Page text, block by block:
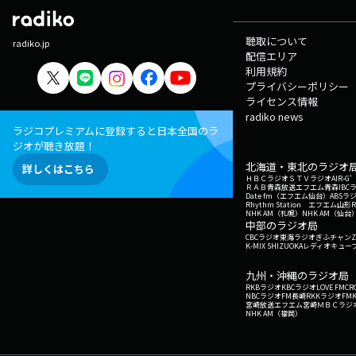
radiko.jp
ラジコプレミアムに登録すると日本全国のラ
ジオが聴き放題！
詳しくはこちら
聴取について
配信エリア
利用規約
プライバシーポリシー
ライセンス情報
radiko news
北海道・東北のラジオ
ＨＢＣラジオＳＴＶラジオAIR-G'
ＲＡＢ青森放送エフエム青森IBC
Date fm（エフエム仙台） ABSラ
Rhythm Station エフエム山形
NHK AM（札幌） NHK AM（仙台
中部のラジオ局
CBCラジオ東海ラジオぎふチャン
K-MIX SHIZUOKAレディオキュー
九州・沖縄のラジオ局
RKBラジオKBCラジオLOVE FM
NBCラジオFM長崎RKKラジオ
宮崎放送エフエム宮崎ＭＢＣラジ
NHK AM（福岡）